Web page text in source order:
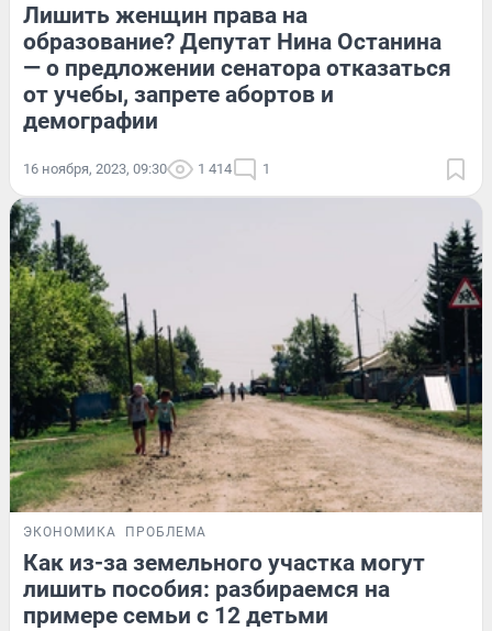
Лишить женщин права на
образование? Депутат Нина Останина
— о предложении сенатора отказаться
от учебы, запрете абортов и
демографии
16 ноября, 2023, 09:30 1 414 1
ЭКОНОМИКА ПРОБЛЕМА
Как из-за земельного участка могут
лишить пособия: разбираемся на
примере семьи с 12 детьми